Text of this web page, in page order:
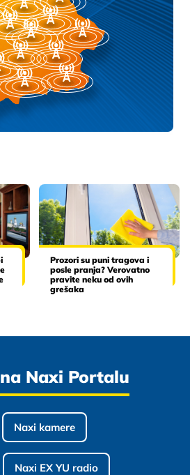
Prozori su puni tragova i
posle pranja? Verovatno
pravite neku od ovih
grešaka
Naxi Portalu
Naxi kamere
Naxi EX YU radio